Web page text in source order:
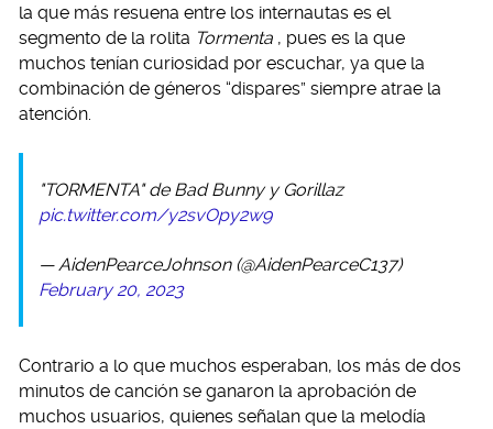
la que más resuena entre los internautas es el
segmento de la rolita Tormenta , pues es la que
muchos tenían curiosidad por escuchar, ya que la
combinación de géneros “dispares” siempre atrae la
atención.
"TORMENTA" de Bad Bunny y Gorillaz
pic.twitter.com/y2svOpy2w9
— AidenPearceJohnson (@AidenPearceC137)
February 20, 2023
Contrario a lo que muchos esperaban, los más de dos
minutos de canción se ganaron la aprobación de
muchos usuarios, quienes señalan que la melodía